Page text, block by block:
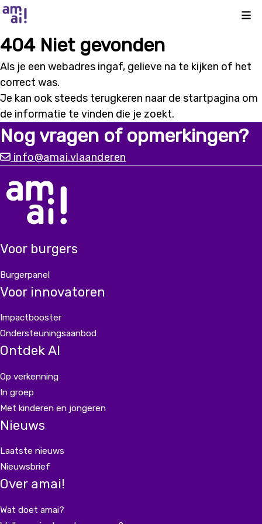
404 Niet gevonden
Als je een webadres ingaf, gelieve na te kijken of het
correct was.
Je kan ook steeds terugkeren naar de startpagina om
de informatie te vinden die je zoekt.
Nog vragen of opmerkingen?
info@amai.vlaanderen
Voor burgers
Burgerpanel
Voor innovatoren
Impactbooster
Ondersteuningsaanbod
Ontdek AI
Op verkenning
In groep
Met kinderen en jongeren
Nieuws
Laatste nieuws
Nieuwsbrief
Over amai!
Wat doet amai?